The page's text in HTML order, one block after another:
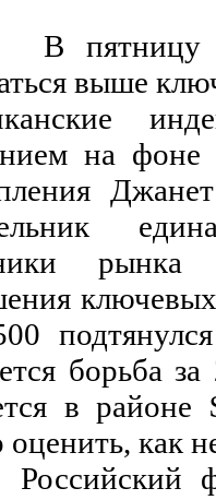
выше
на фоне
борьба
в
как